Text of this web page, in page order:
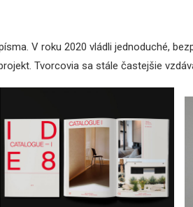
V roku 2020 vládli jednoduché,
Tvorcovia sa stále častejšie